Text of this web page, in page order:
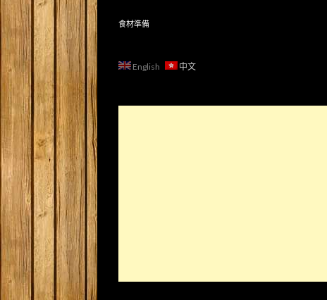
食材準備
English 中文